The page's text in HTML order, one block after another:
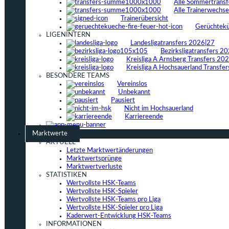
Alle
Alle
Trainerübersicht
LIGENINTERN
Landesligatransfers 2026|27
Bezirksligatransfers
Kreisliga A Arnsberg Transfers
Kreisliga A Hochsauerland
BESONDERE TEAMS
Vereinslos
Unbekannt
Pausiert
Nicht im Hochsauerland
Karriereende
Marktwerte
AKTUELL
Letzte Marktwertänderungen
Marktwertsprünge
Marktwertverluste
STATISTIKEN
Wertvollste HSK-Teams
Wertvollste HSK-Spieler
Wertvollste HSK-Teams pro Liga
Wertvollste HSK-Spieler pro Liga
Kaderwert-Entwicklung HSK-Teams
INFORMATIONEN